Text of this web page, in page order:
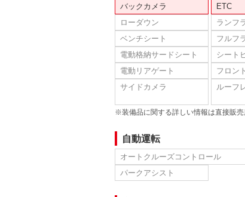
バックカメラ
ETC
ローダウン
ランフ
ベンチシート
フルフ
電動格納サードシート
シート
電動リアゲート
フロン
サイドカメラ
ルーフ
※装備品に関する詳しい情報は直接販売
自動運転
オートクルーズコントロール
パークアシスト